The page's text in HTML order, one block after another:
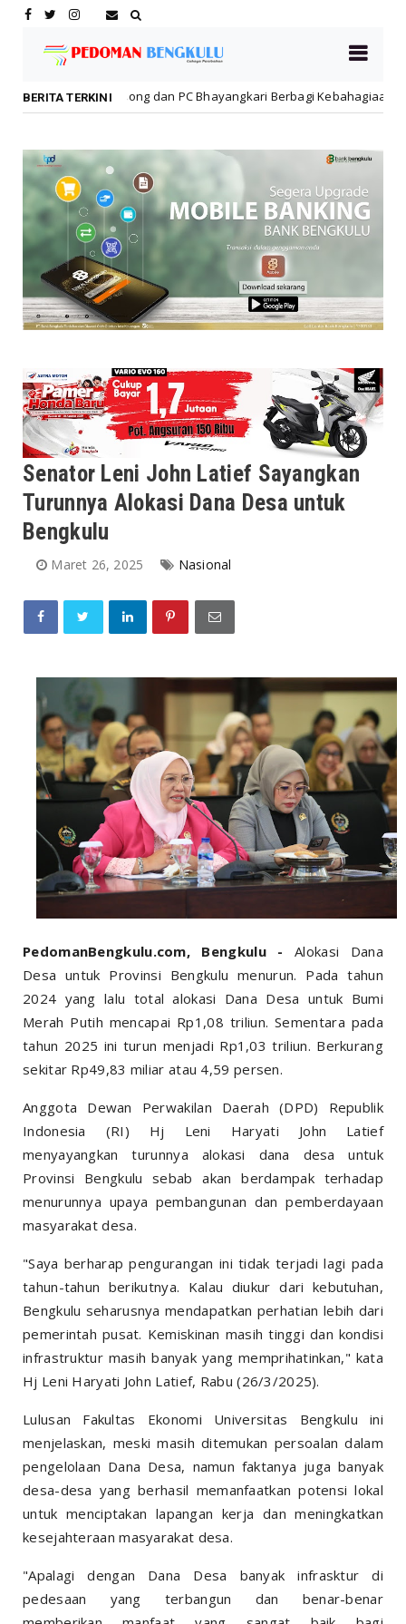
BERITA TERKINI
PC Bhayangkari Berbagi Kebahagiaan Bersama Anak Panti Asuhan
Senator Leni John Latief Sayangkan
Turunnya Alokasi Dana Desa untuk
Bengkulu
Maret 26, 2025 Nasional
PedomanBengkulu.com, Bengkulu - Alokasi Dana
Desa untuk Provinsi Bengkulu menurun. Pada tahun
2024 yang lalu total alokasi Dana Desa untuk Bumi
Merah Putih mencapai Rp1,08 triliun. Sementara pada
tahun 2025 ini turun menjadi Rp1,03 triliun. Berkurang
sekitar Rp49,83 miliar atau 4,59 persen.
Anggota Dewan Perwakilan Daerah (DPD) Republik
Indonesia (RI) Hj Leni Haryati John Latief
menyayangkan turunnya alokasi dana desa untuk
Provinsi Bengkulu sebab akan berdampak terhadap
menurunnya upaya pembangunan dan pemberdayaan
masyarakat desa.
"Saya berharap pengurangan ini tidak terjadi lagi pada
tahun-tahun berikutnya. Kalau diukur dari kebutuhan,
Bengkulu seharusnya mendapatkan perhatian lebih dari
pemerintah pusat. Kemiskinan masih tinggi dan kondisi
infrastruktur masih banyak yang memprihatinkan," kata
Hj Leni Haryati John Latief, Rabu (26/3/2025).
Lulusan Fakultas Ekonomi Universitas Bengkulu ini
menjelaskan, meski masih ditemukan persoalan dalam
pengelolaan Dana Desa, namun faktanya juga banyak
desa-desa yang berhasil memanfaatkan potensi lokal
untuk menciptakan lapangan kerja dan meningkatkan
kesejahteraan masyarakat desa.
"Apalagi dengan Dana Desa banyak infrasktur di
pedesaan yang terbangun dan benar-benar